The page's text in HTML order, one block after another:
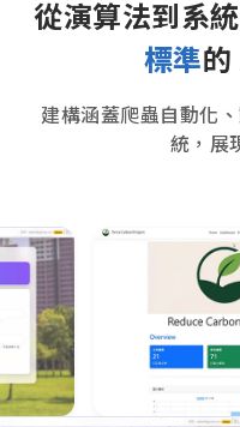
從演算法到系
標準的
建構涵蓋爬蟲自動化
統，展